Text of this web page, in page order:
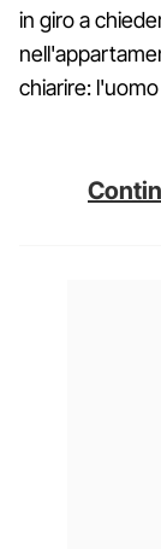
in giro a
chiarire: